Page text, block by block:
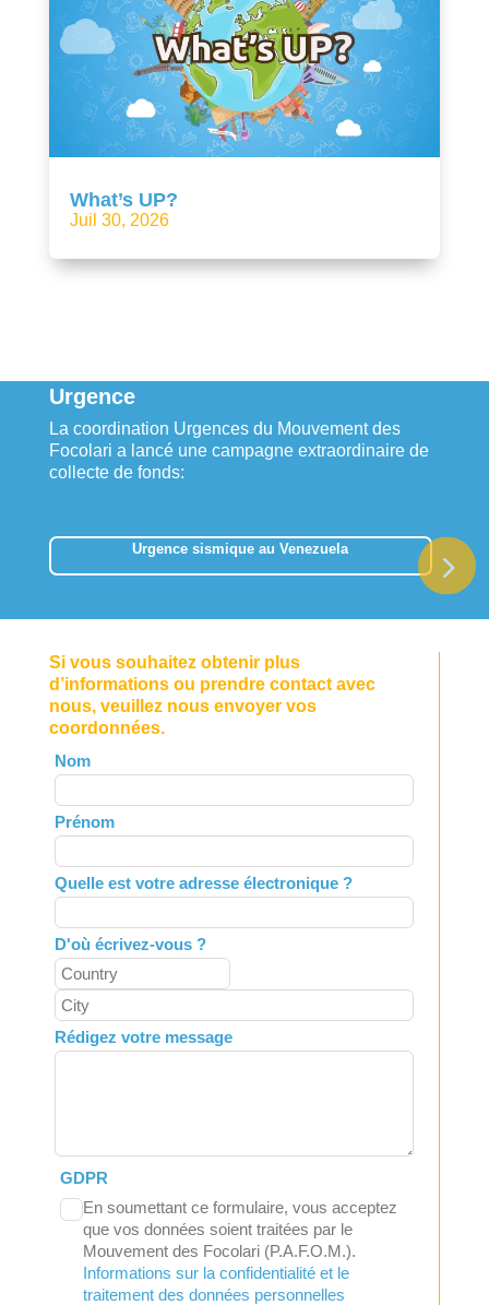
What’s UP?
Juil 30, 2026
Urgence
La coordination Urgences du Mouvement des
Focolari a lancé une campagne extraordinaire de
collecte de fonds:
Urgence sismique au Venezuela
Si vous souhaitez obtenir plus
d’informations ou prendre contact avec
nous, veuillez nous envoyer vos
coordonnées.
Leave
this
field
blank
Nom
Prénom
Quelle est votre adresse électronique ?
D'où écrivez-vous ?
Rédigez votre message
GDPR
En soumettant ce formulaire, vous acceptez
que vos données soient traitées par le
Mouvement des Focolari (P.A.F.O.M.).
Informations sur la confidentialité et le
traitement des données personnelles